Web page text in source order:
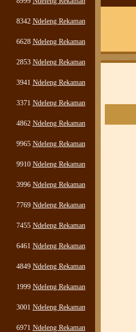
8342 Ndeleng Rekaman
6628 Ndeleng Rekaman
2853 Ndeleng Rekaman
3941 Ndeleng Rekaman
3371 Ndeleng Rekaman
4862 Ndeleng Rekaman
9965 Ndeleng Rekaman
9910 Ndeleng Rekaman
3996 Ndeleng Rekaman
7769 Ndeleng Rekaman
7455 Ndeleng Rekaman
6461 Ndeleng Rekaman
4849 Ndeleng Rekaman
1999 Ndeleng Rekaman
3001 Ndeleng Rekaman
6971 Ndeleng Rekaman